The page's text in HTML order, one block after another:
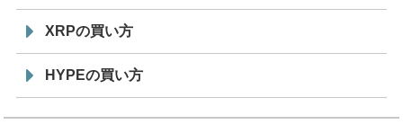
XRPの買い方
HYPEの買い方